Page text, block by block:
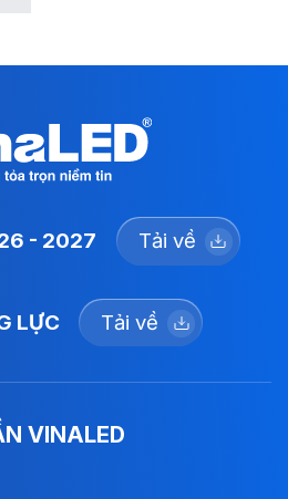
- 2027 Tải về
LỰC Tải về
VINALED